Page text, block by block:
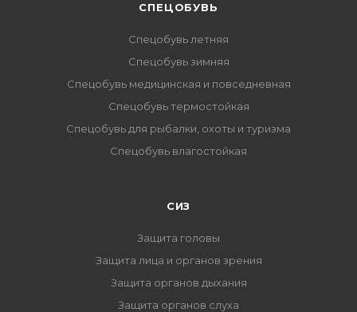
CПЕЦОБУВЬ
Спецобувь летняя
Спецобувь зимняя
Спецобувь медицинская и повседневная
Спецобувь термостойкая
Спецобувь для рыбалки, охоты и туризма
Спецобувь влагостойкая
СИЗ
Защита головы
Защита лица и органов зрения
Защита органов дыхания
Защита органов слуха